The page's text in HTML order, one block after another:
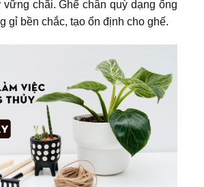
vững chãi. Ghế chân quỳ dạng ống
gỉ bền chắc, tạo ổn định cho ghế.